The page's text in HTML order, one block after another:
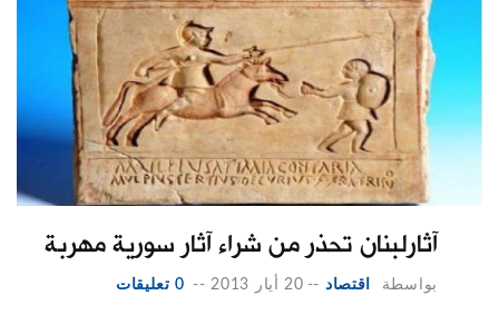
آثارلبنان تحذر من شراء آثار سورية مهربة
بواسطة اقتصاد -- 20 أيار 2013 -- 0 تعليقات